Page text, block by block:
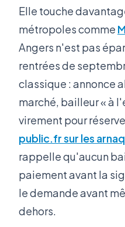
Elle touche
métropoles comme
Angers n'est pas
rentrées de
classique : annonce
marché, bailleur « à
virement pour
public.fr sur les
rappelle qu'aucun
paiement avant la
le demande avant
dehors.